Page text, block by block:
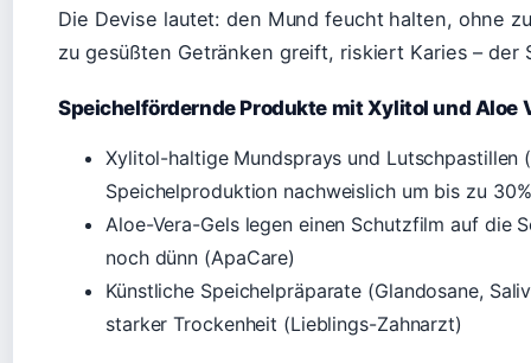
Die Devise lautet: den Mund feucht halten, ohne
zu gesüßten Getränken greift, riskiert Karies – der
Speichelfördernde Produkte mit Xylitol und Aloe
Xylitol-haltige Mundsprays und Lutschpastillen
Speichelproduktion nachweislich um bis zu
Aloe-Vera-Gels legen einen Schutzfilm auf die
noch dünn (ApaCare)
Künstliche Speichelpräparate (Glandosane,
starker Trockenheit (Lieblings-Zahnarzt)